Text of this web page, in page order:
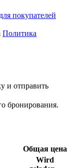
покупателей
Политика
и отправить
бронирования.
Общая цена
Wird